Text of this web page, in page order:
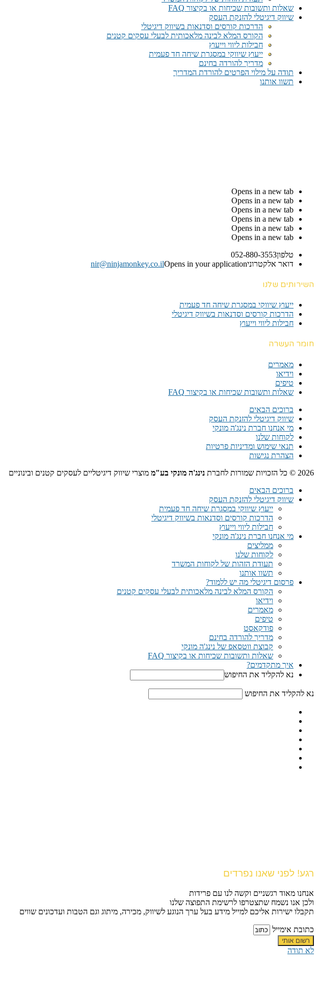
שאלות ותשובות שכיחות או בקיצור FAQ
שיווק דיגיטלי להזנקת העסק
הדרכות קורסים וסדנאות בשיווק דיגיטלי
הקורס המלא לבינה מלאכותית לבעלי עסקים קטנים
חבילות ליווי וייעוץ
ייעוץ שיווקי במסגרת שיחה חד פעמית​
מדריך להורדה בחינם
תודה על מילוי הפרטים להורדת המדריך
תשוו אותנו
Opens in a new tab
Opens in a new tab
Opens in a new tab
Opens in a new tab
Opens in a new tab
Opens in a new tab
טלפון052-880-3553
דואר אלקטרוני
nir@ninjamonkey.co.ilOpens in your application
השירותים שלנו
ייעוץ שיווקי במסגרת שיחה חד פעמית​
הדרכות קורסים וסדנאות בשיווק דיגיטלי
חבילות ליווי וייעוץ
חומר העשרה
מאמרים
וידיאו
טיפים
שאלות ותשובות שכיחות או בקיצור FAQ
ברוכים הבאים
שיווק דיגיטלי להזנקת העסק
מי אנחנו חברת נינג'ה מונקי
לקוחות שלנו
תנאי שימוש ומדיניות פרטיות
הצהרת נגישות
2026 © כל הזכויות שמורות לחברת
נינג'ה מונקי בע"מ מוצרי שיווק דיגיטליים לעסקים קטנים ובינוניים
ברוכים הבאים
שיווק דיגיטלי להזנקת העסק
ייעוץ שיווקי במסגרת שיחה חד פעמית​
הדרכות קורסים וסדנאות בשיווק דיגיטלי
חבילות ליווי וייעוץ
מי אנחנו חברת נינג'ה מונקי
ממליצים
לקוחות שלנו
תעודת הזהות של לקוחות המשרד
תשוו אותנו
פרסום דיגיטלי מה יש ללמוד?
הקורס המלא לבינה מלאכותית לבעלי עסקים קטנים
וידיאו
מאמרים
טיפים
פודקאסט
מדריך להורדה בחינם
קבוצת ווטסאפ של נינג'ה מונקי​
שאלות ותשובות שכיחות או בקיצור FAQ
איך מתקדמים?
נא להקליד את החיפוש
נא להקליד את החיפוש
רגע! לפני שאנו נפרדים
אנחנו מאוד רגשניים וקשה לנו עם פרידות
ולכן אנו נשמח שתצטרפו לרשימת התפוצה שלנו
תקבלו ישירות אליכם למייל מידע בעל ערך הנוגע לשיווק, מכירה, מיתוג וגם הטבות ועדכונים שווים
כתובת אימייל
רשום אותי
לא תודה